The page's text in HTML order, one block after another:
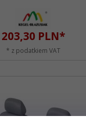
203,30 PLN*
* z podatkiem VAT